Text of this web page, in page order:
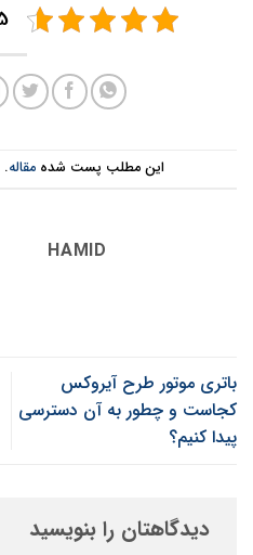
این مطلب پست شدهمقاله.
HAMID
باتری موتور طرح آیروکس
کجاست و چطور به آن دسترسی
پیدا کنیم؟
دیدگاهتان را بنویسید